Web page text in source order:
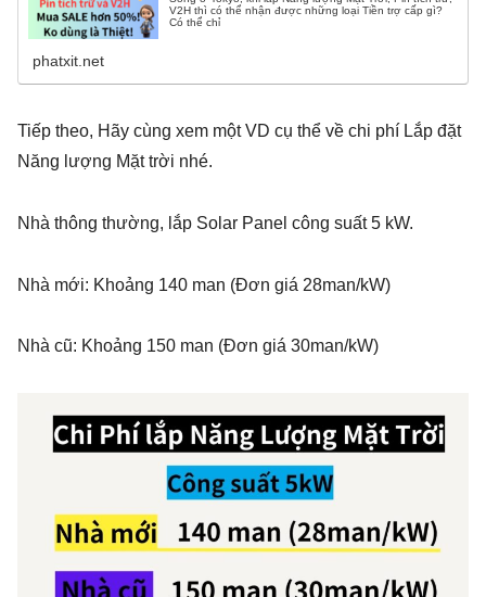
V2H thì có thể nhận được những loại Tiền trợ cấp gì?
Có thể chỉ
phatxit.net
Tiếp theo, Hãy cùng xem một VD cụ thể về chi phí Lắp đặt
Năng lượng Mặt trời nhé.
Nhà thông thường, lắp Solar Panel công suất 5 kW.
Nhà mới: Khoảng 140 man (Đơn giá 28man/kW)
Nhà cũ: Khoảng 150 man (Đơn giá 30man/kW)